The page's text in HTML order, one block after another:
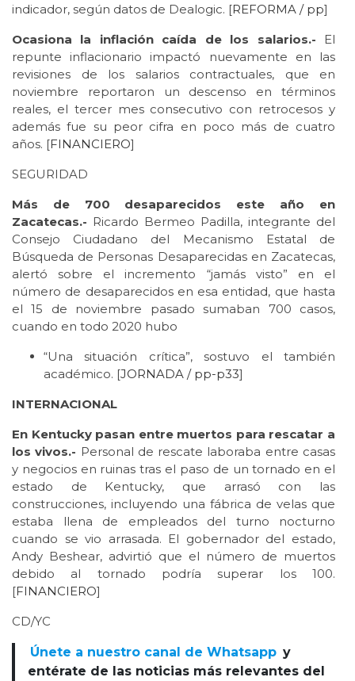
indicador, según datos de Dealogic. [REFORMA / pp]
Ocasiona la inflación caída de los salarios.- El
repunte inflacionario impactó nuevamente en las
revisiones de los salarios contractuales, que en
noviembre reportaron un descenso en términos
reales, el tercer mes consecutivo con retrocesos y
además fue su peor cifra en poco más de cuatro
años. [FINANCIERO]
SEGURIDAD
Más de 700 desaparecidos este año en
Zacatecas.- Ricardo Bermeo Padilla, integrante del
Consejo Ciudadano del Mecanismo Estatal de
Búsqueda de Personas Desaparecidas en Zacatecas,
alertó sobre el incremento “jamás visto” en el
número de desaparecidos en esa entidad, que hasta
el 15 de noviembre pasado sumaban 700 casos,
cuando en todo 2020 hubo
“Una situación crítica”, sostuvo el también
académico. [JORNADA / pp-p33]
INTERNACIONAL
En Kentucky pasan entre muertos para rescatar a
los vivos.- Personal de rescate laboraba entre casas
y negocios en ruinas tras el paso de un tornado en el
estado de Kentucky, que arrasó con las
construcciones, incluyendo una fábrica de velas que
estaba llena de empleados del turno nocturno
cuando se vio arrasada. El gobernador del estado,
Andy Beshear, advirtió que el número de muertos
debido al tornado podría superar los 100.
[FINANCIERO]
CD/YC
Únete a nuestro canal de Whatsapp y
entérate de las noticias más relevantes del